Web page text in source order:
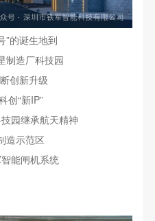
”的诞生地到
制造厂科技园
创新升级
创“新IP”
园继承航天精神
造示范区
能闸机系统